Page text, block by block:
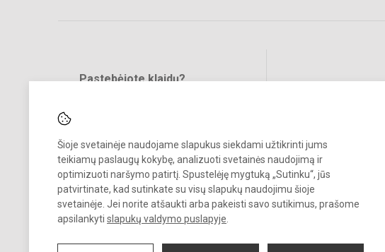
Šioje svetainėje naudojame slapukus siekdami užtikrinti jums
teikiamų paslaugų kokybę, analizuoti svetainės naudojimą ir
optimizuoti naršymo patirtį. Spustelėję mygtuką „Sutinku“, jūs
patvirtinate, kad sutinkate su visų slapukų naudojimu šioje
svetainėje. Jei norite atšaukti arba pakeisti savo sutikimus, prašome
apsilankyti slapukų valdymo puslapyje
Pastebėjote klaidų?
© 2023. Vilkaviškio menų mokykla. Visos teisės saugomos.
Kopijuoti turinį be raštiško įstaigos administracijos sutikimo griežtai